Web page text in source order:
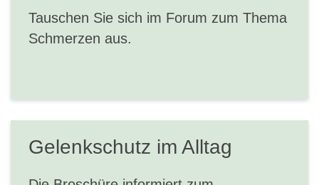
Tauschen Sie sich im Forum zum Thema
Schmerzen aus.
Gelenkschutz im Alltag